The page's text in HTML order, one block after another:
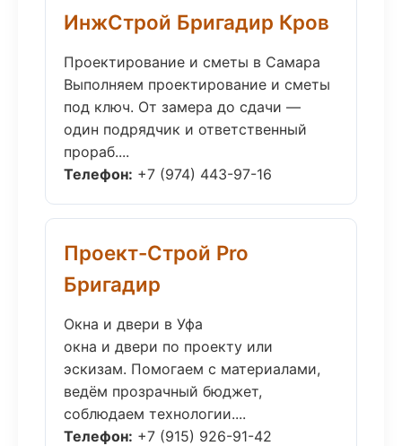
ИнжСтрой Бригадир Кров
Проектирование и сметы в Самара
Выполняем проектирование и сметы
под ключ. От замера до сдачи —
один подрядчик и ответственный
прораб....
Телефон: +7 (974) 443-97-16
Проект-Строй Pro
Бригадир
Окна и двери в Уфа
окна и двери по проекту или
эскизам. Помогаем с материалами,
ведём прозрачный бюджет,
соблюдаем технологии....
Телефон: +7 (915) 926-91-42